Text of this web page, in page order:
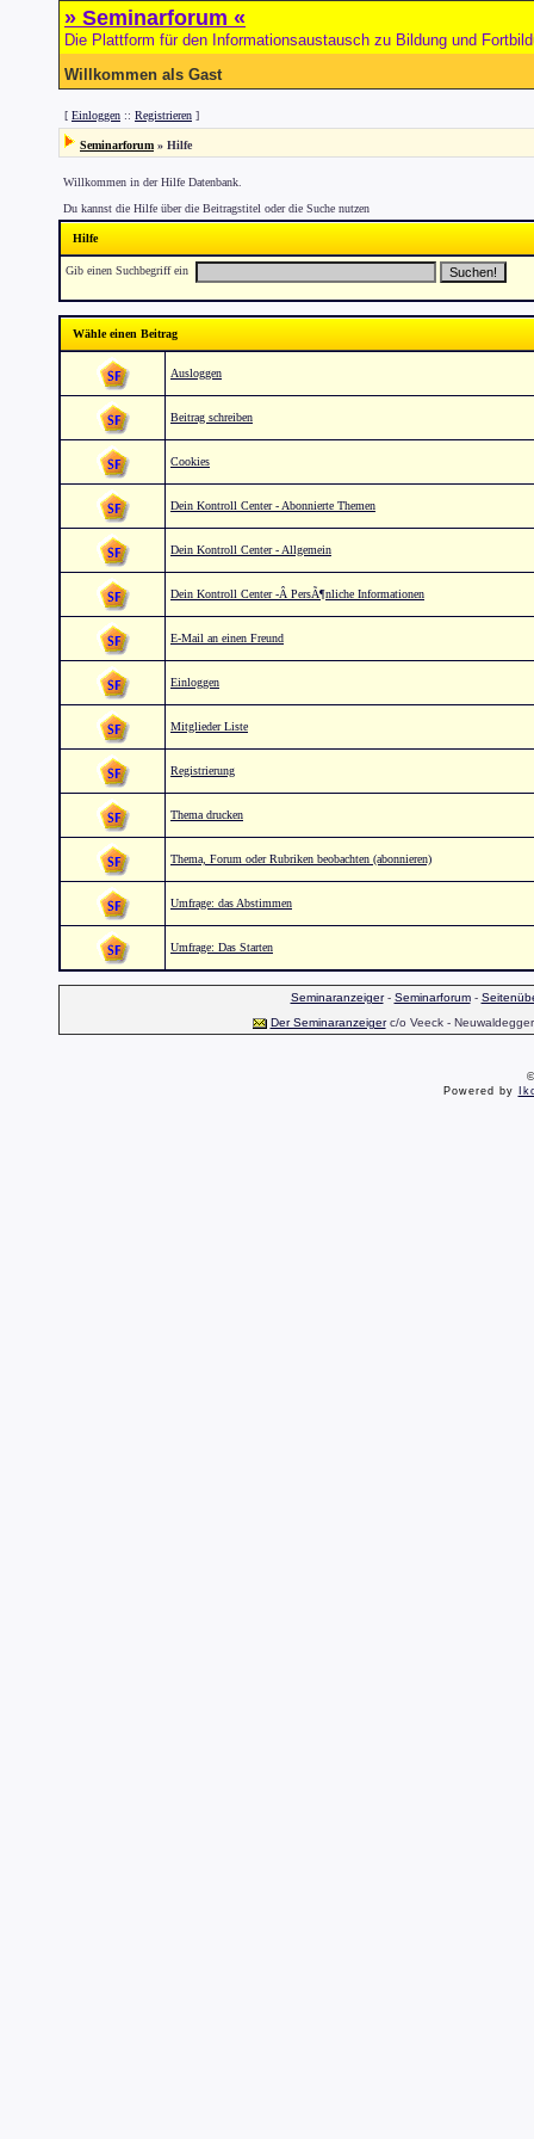
» Seminarforum «
Die Plattform für den Informationsaustausch zu Bildung und
Willkommen als Gast
[ Einloggen :: Registrieren ]
Seminarforum » Hilfe
Willkommen in der Hilfe Datenbank.
Du kannst die Hilfe über die Beitragstitel oder die Suche nutzen
Hilfe
Gib einen Suchbegriff ein
Wähle einen Beitrag
Ausloggen
Beitrag schreiben
Cookies
Dein Kontroll Center - Abonnierte Themen
Dein Kontroll Center - Allgemein
Dein Kontroll Center -Â PersÃ¶nliche Informationen
E-Mail an einen Freund
Einloggen
Mitglieder Liste
Registrierung
Thema drucken
Thema, Forum oder Rubriken beobachten (abonnieren)
Umfrage: das Abstimmen
Umfrage: Das Starten
Seminaranzeiger- Seminarforum-
Der Seminaranzeigerc/o Veeck -
Powered by